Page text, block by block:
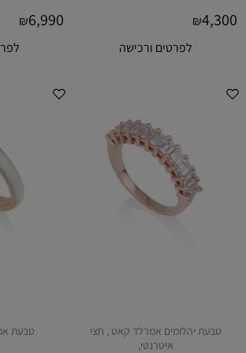
₪4,300
לפרטים ורכישה
₪6,990
טבעת יהלומים אמרלד קאט , חצי
איטרנטי,
טבעת